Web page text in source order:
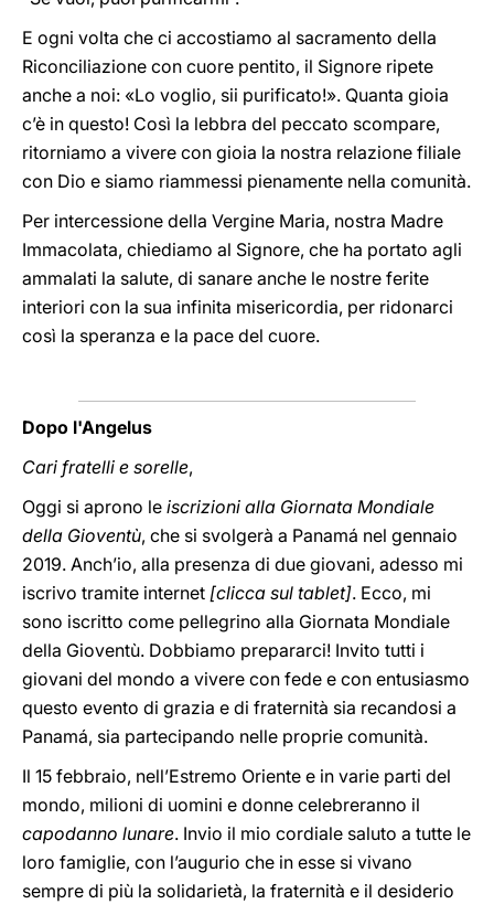
E ogni volta che ci accostiamo al sacramento della
Riconciliazione con cuore pentito, il Signore ripete
anche a noi: «Lo voglio, sii purificato!». Quanta gioia
c’è in questo! Così la lebbra del peccato scompare,
ritorniamo a vivere con gioia la nostra relazione filiale
con Dio e siamo riammessi pienamente nella comunità.
Per intercessione della Vergine Maria, nostra Madre
Immacolata, chiediamo al Signore, che ha portato agli
ammalati la salute, di sanare anche le nostre ferite
interiori con la sua infinita misericordia, per ridonarci
così la speranza e la pace del cuore.
Dopo l'Angelus
Cari fratelli e sorelle,
Oggi si aprono le iscrizioni alla Giornata Mondiale
della Gioventù, che si svolgerà a Panamá nel gennaio
2019. Anch’io, alla presenza di due giovani, adesso mi
iscrivo tramite internet [clicca sul tablet]. Ecco, mi
sono iscritto come pellegrino alla Giornata Mondiale
della Gioventù. Dobbiamo prepararci! Invito tutti i
giovani del mondo a vivere con fede e con entusiasmo
questo evento di grazia e di fraternità sia recandosi a
Panamá, sia partecipando nelle proprie comunità.
Il 15 febbraio, nell’Estremo Oriente e in varie parti del
mondo, milioni di uomini e donne celebreranno il
capodanno lunare. Invio il mio cordiale saluto a tutte le
loro famiglie, con l’augurio che in esse si vivano
sempre di più la solidarietà, la fraternità e il desiderio